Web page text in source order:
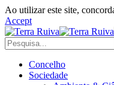
Ao utilizar este site,
Accept
Concelho
Sociedade